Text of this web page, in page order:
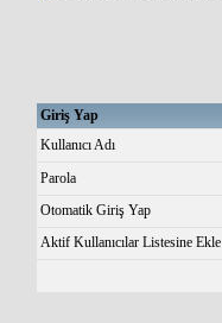
Giriş Yap
Kullanıcı Adı
Parola
Otomatik Giriş Yap
Aktif Kullanıcılar Listesine Ekle